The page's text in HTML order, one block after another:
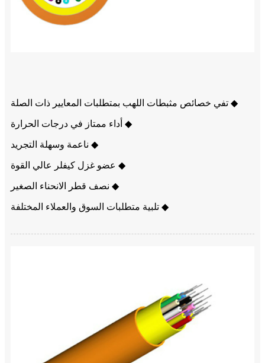
◆ تفي خصائص مثبطات اللهب بمتطلبات المعايير ذات الصلة
◆ أداء ممتاز في درجات الحرارة
◆ ناعمة وسهلة التجريد
◆ عضو غزل كيفلر عالي القوة
◆ نصف قطر الانحناء الصغير
◆ تلبية متطلبات السوق والعملاء المختلفة